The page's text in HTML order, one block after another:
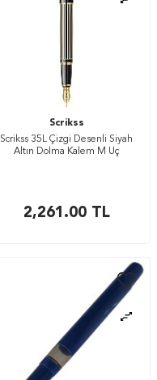
Scrikss
Scrikss 35L Çizgi Desenli Siyah
Altın Dolma Kalem M Uç
2,261.00TL